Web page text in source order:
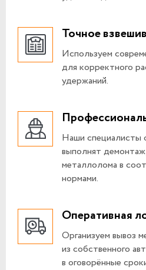
Точное
Используем
для корректного
удержаний.
Наши специалисты
выполнят
металлолома в
нормами.
Оперативная
Организуем вывоз
из собственного
в оговорённые